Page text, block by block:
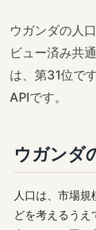
ウガンダの人
ビュー済み共
は、第31位で
APIです。
ウガンダ
人口は、市場規
どを考えるう